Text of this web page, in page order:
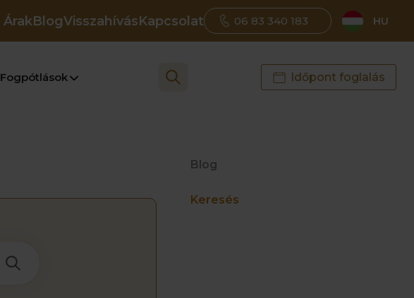
ÁrakBlogVisszahívásKapcsolat 06 83 340 183 HU
Fogpótlások Időpont foglalás
Blog
Keresés